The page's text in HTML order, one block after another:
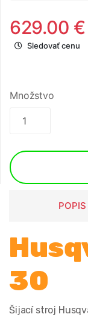
629.00 €
Sledovať cenu
Množstvo
POPIS
30
Šijací stroj